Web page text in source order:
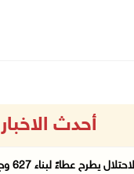
أحدث الاخبار
يطرح عطاءً لبناء 627 وح ...